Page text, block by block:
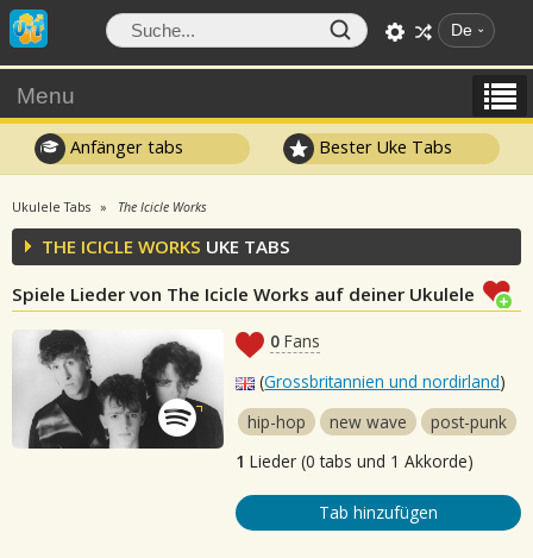
De
Menu
Anfänger tabs Bester Uke Tabs
Ukulele Tabs The Icicle Works
THE ICICLE WORKS UKE TABS
Spiele Lieder von The Icicle Works auf deiner Ukulele
0 Fans
(Grossbritannien und nordirland)
hip-hop
new wave
post-punk
1 Lieder (0 tabs und 1 Akkorde)
Tab hinzufügen